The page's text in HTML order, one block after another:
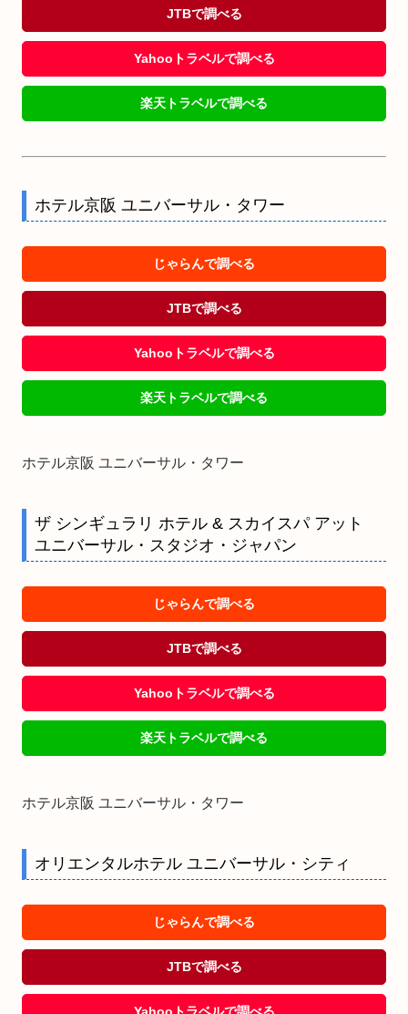
JTBで調べる
Yahooトラベルで調べる
楽天トラベルで調べる
ホテル京阪 ユニバーサル・タワー
じゃらんで調べる
JTBで調べる
Yahooトラベルで調べる
楽天トラベルで調べる
ホテル京阪 ユニバーサル・タワー
ザ シンギュラリ ホテル & スカイスパ アット
ユニバーサル・スタジオ・ジャパン
じゃらんで調べる
JTBで調べる
Yahooトラベルで調べる
楽天トラベルで調べる
ホテル京阪 ユニバーサル・タワー
オリエンタルホテル ユニバーサル・シティ
じゃらんで調べる
JTBで調べる
Yahooトラベルで調べる